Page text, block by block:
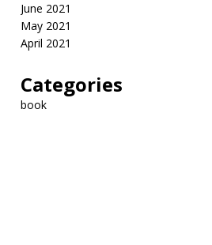
June 2021
May 2021
April 2021
Categories
book